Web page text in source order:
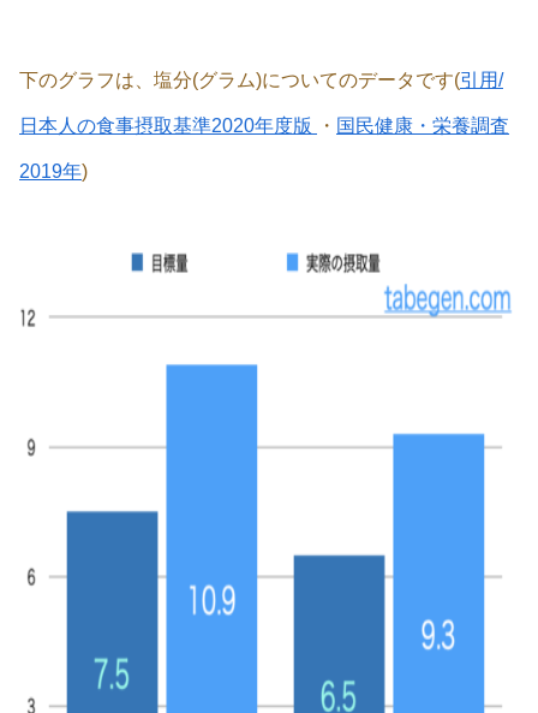
下のグラフは、塩分(グラム)についてのデータです(引用/
日本人の食事摂取基準2020年度版 ・ 国民健康・栄養調査
2019年)